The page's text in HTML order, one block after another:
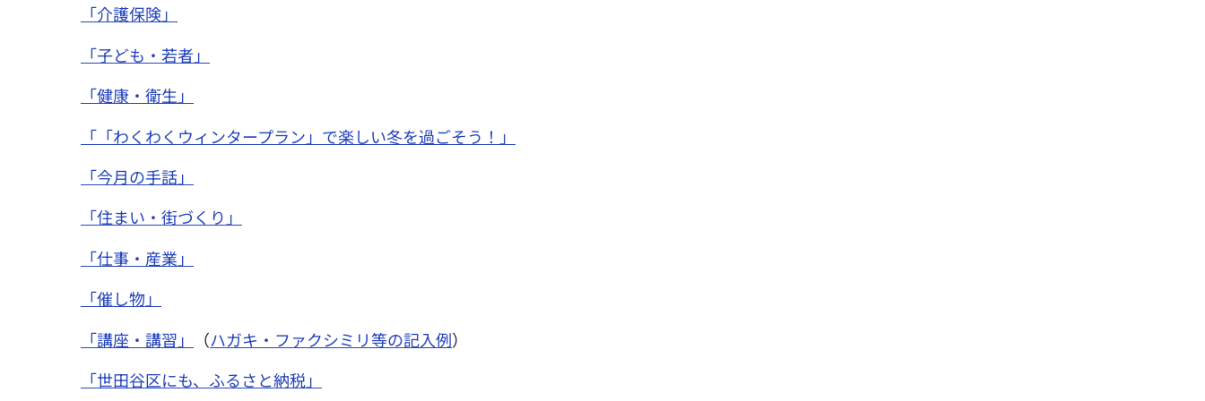
「介護保険」
「子ども・若者」
「健康・衛生」
「「わくわくウィンタープラン」で楽しい冬を過ごそう！」
「今月の手話」
「住まい・街づくり」
「仕事・産業」
「催し物」
「講座・講習」
（ハガキ・ファクシミリ等の記入例）
「世田谷区にも、ふるさと納税」